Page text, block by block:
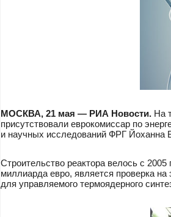
МОСКВА, 21 мая — РИА Новости. На
присутствовали еврокомиссар по
и научных исследований ФРГ Йоханна
Строительство реактора велось с
миллиарда евро, является проверка
для управляемого термоядерного